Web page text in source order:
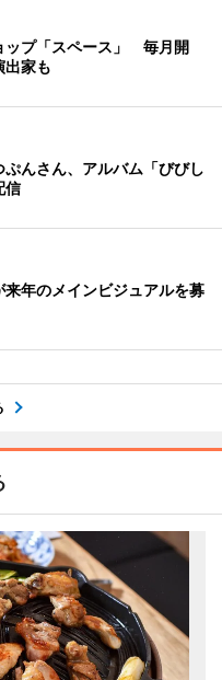
ップ「スペース」 毎月開
出家も
んさん、アルバム「びびし
信
来年のメインビジュアルを募